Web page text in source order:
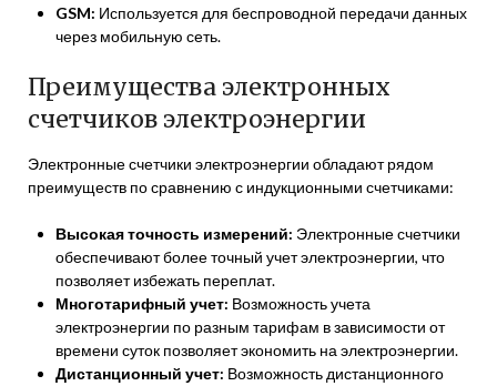
GSM: Используется для беспроводной передачи данных
через мобильную сеть.
Преимущества электронных
счетчиков электроэнергии
Электронные счетчики электроэнергии обладают рядом
преимуществ по сравнению с индукционными счетчиками:
Высокая точность измерений: Электронные счетчики
обеспечивают более точный учет электроэнергии, что
позволяет избежать переплат.
Многотарифный учет: Возможность учета
электроэнергии по разным тарифам в зависимости от
времени суток позволяет экономить на электроэнергии.
Дистанционный учет: Возможность дистанционного